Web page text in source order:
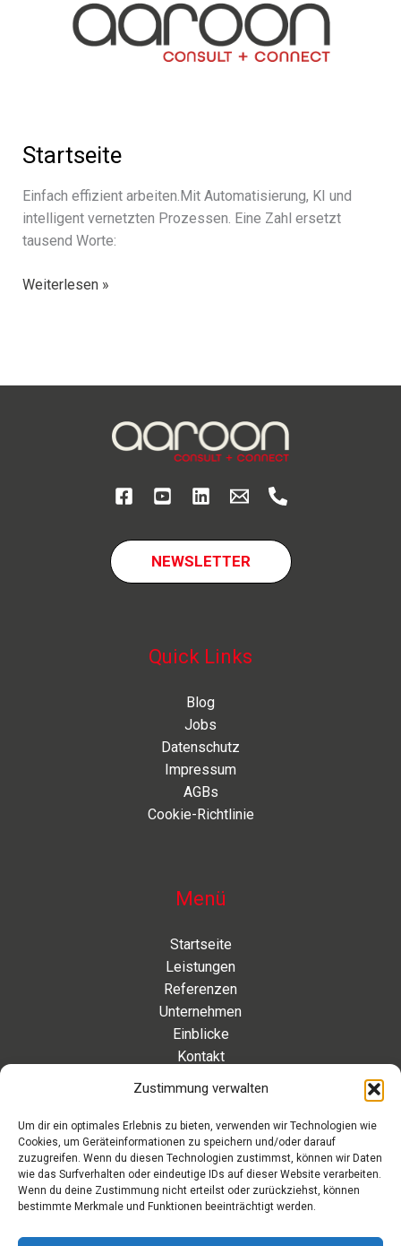
Zustimmung verwalten
Um dir ein optimales Erlebnis zu bieten, verwenden wir Technologien wie
Cookies, um Geräteinformationen zu speichern und/oder darauf
zuzugreifen. Wenn du diesen Technologien zustimmst, können wir Daten
wie das Surfverhalten oder eindeutige IDs auf dieser Website verarbeiten.
Wenn du deine Zustimmung nicht erteilst oder zurückziehst, können
bestimmte Merkmale und Funktionen beeinträchtigt werden.
Startseite
Einfach effi­zi­ent arbeiten.Mit Automatisierung, KI und
intel­li­gent vernetz­ten Prozessen. Eine Zahl ersetzt
tausend Worte:
Startseite
Weiterlesen »
NEWSLETTER
Quick Links
Blog
Jobs
Datenschutz
Impressum
AGBs
Cookie-Richtlinie
Menü
Startseite
Leistungen
Referenzen
Unternehmen
Einblicke
Kontakt
Eleonorenstraße 20 | 30449 Hannover Deutschland
Telefon: +49 511 89 880 494
Telefax: +49 511 89 880 495